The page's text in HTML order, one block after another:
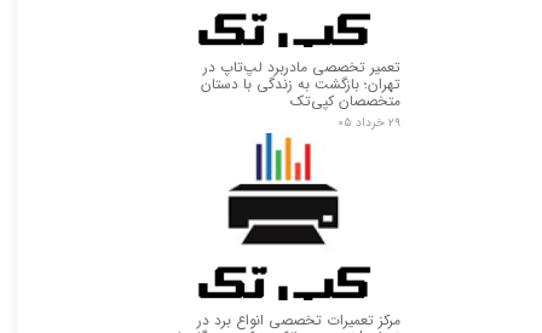
تعمیر تخصصی مادربرد لپ‌تاپ در
تهران؛ بازگشت به زندگی با دستان
متخصصان کپی‌تک
۲۹ خرداد ۰۵
مرکز تعمیرات تخصصی انواع برد در